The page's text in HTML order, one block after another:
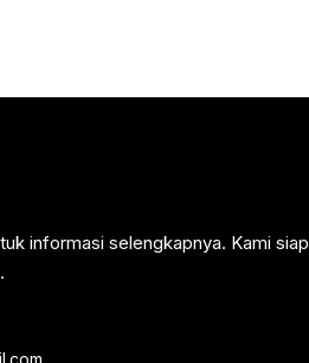
informasi selengkapnya. Kami siap